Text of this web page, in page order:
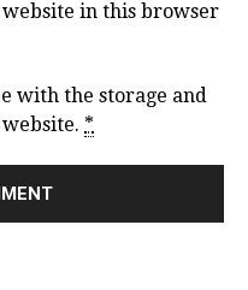
website in this browser
with the storage and
*